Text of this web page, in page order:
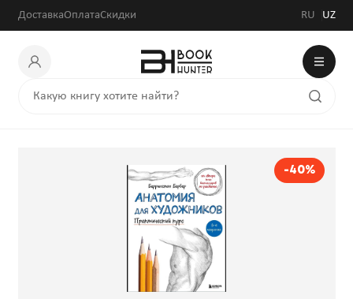
ДоставкаОплатаСкидки RU UZ
-40%